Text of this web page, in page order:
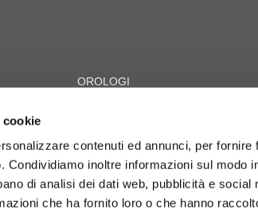
contenuti ed annunci, per
Condividiamo inoltre informazioni sul modo
di analisi dei dati web, pubblicità e social
che ha fornito loro o che hanno
OROLOGI